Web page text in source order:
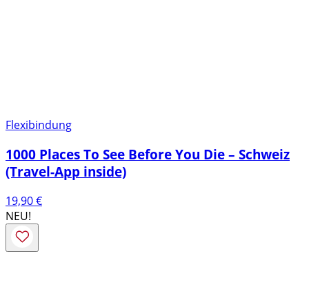
Flexibindung
1000 Places To See Before You Die – Schweiz
(Travel-App inside)
19,90€
NEU!